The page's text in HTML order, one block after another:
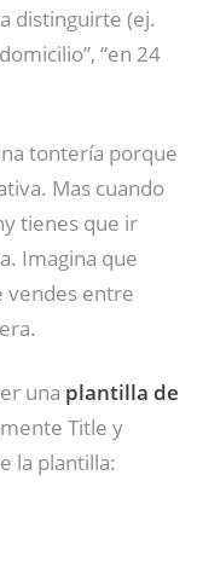
distinguirte (ej.
“en 24
tontería porque
Mas cuando
tienes que ir
Imagina que
vendes entre
una plantilla de
Title y
la plantilla: